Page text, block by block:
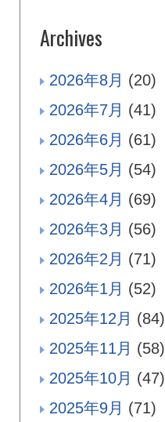
Archives
2026年8月 (20)
2026年7月 (41)
2026年6月 (61)
2026年5月 (54)
2026年4月 (69)
2026年3月 (56)
2026年2月 (71)
2026年1月 (52)
2025年12月 (84)
2025年11月 (58)
2025年10月 (47)
2025年9月 (71)